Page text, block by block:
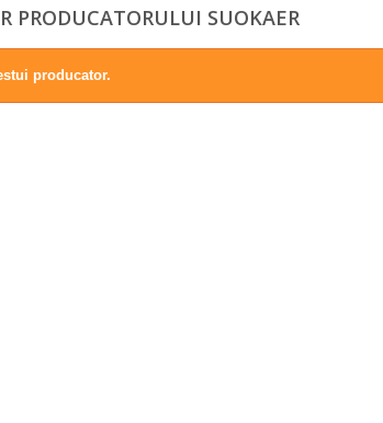
PRODUCATORULUI SUOKAER
producator.